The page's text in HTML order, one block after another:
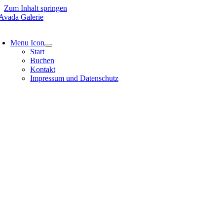
Zum Inhalt springen
Menu Icon
Start
Buchen
Kontakt
Impressum und Datenschutz